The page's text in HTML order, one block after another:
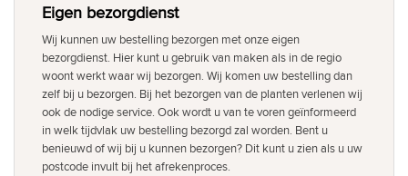
Eigen bezorgdienst
Wij kunnen uw bestelling bezorgen met onze eigen
bezorgdienst. Hier kunt u gebruik van maken als in de regio
woont werkt waar wij bezorgen. Wij komen uw bestelling dan
zelf bij u bezorgen. Bij het bezorgen van de planten verlenen wij
ook de nodige service. Ook wordt u van te voren geïnformeerd
in welk tijdvlak uw bestelling bezorgd zal worden. Bent u
benieuwd of wij bij u kunnen bezorgen? Dit kunt u zien als u uw
postcode invult bij het afrekenproces.